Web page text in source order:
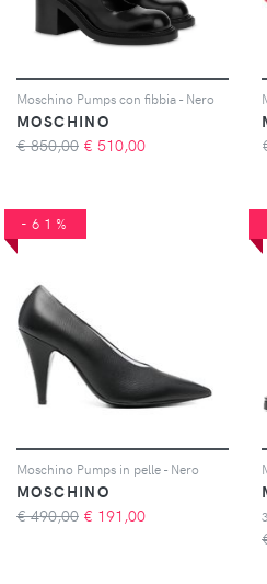
Moschino Pumps con fibbia - Nero
MOSCHINO
€ 850,00 € 510,00
-61%
Moschino Pumps in pelle - Nero
MOSCHINO
€ 490,00 € 191,00